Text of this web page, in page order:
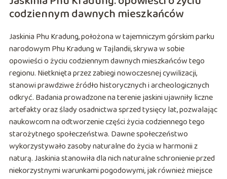
codziennym dawnych mieszkańców
Jaskinia Phu Kradung, położona w tajemniczym górskim parku
narodowym Phu Kradung w Tajlandii, skrywa w sobie
opowieści o życiu codziennym dawnych mieszkańców tego
regionu. Nietknięta przez zabiegi nowoczesnej cywilizacji,
stanowi prawdziwe źródło historycznych i archeologicznych
odkryć. Badania prowadzone na terenie jaskini ujawniły liczne
artefakty oraz ślady osadnictwa sprzed tysięcy lat, pozwalając
naukowcom na odtworzenie części życia codziennego tego
starożytnego społeczeństwa. Dawne społeczeństwo
wykorzystywało zasoby naturalne do życia w harmonii z
naturą. Jaskinia stanowiła dla nich naturalne schronienie przed
niekorzystnymi warunkami pogodowymi, jak również miejsce